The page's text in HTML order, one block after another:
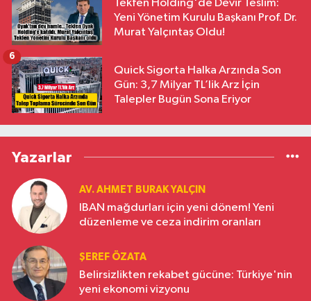
Tekfen Holding'de Devir Teslim:
Yeni Yönetim Kurulu Başkanı Prof. Dr.
Murat Yalçıntaş Oldu!
Quick Sigorta Halka Arzında Son
Gün: 3,7 Milyar TL’lik Arz İçin
Talepler Bugün Sona Eriyor
6
Yazarlar
AV. AHMET BURAK YALÇIN
IBAN mağdurları için yeni dönem! Yeni
düzenleme ve ceza indirim oranları
ŞEREF ÖZATA
Belirsizlikten rekabet gücüne: Türkiye'nin
yeni ekonomi vizyonu